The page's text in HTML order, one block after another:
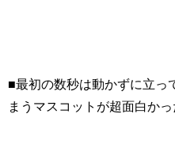
■最初の数秒は動かずに立っ
まうマスコットが超面白か